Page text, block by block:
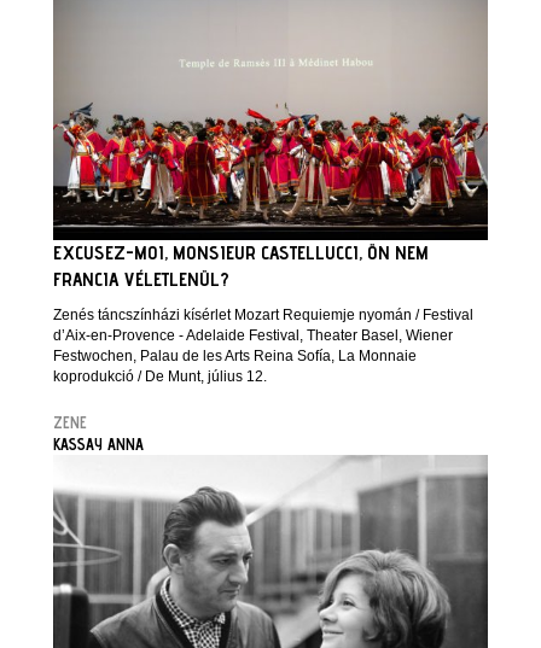
EXCUSEZ-MOI, MONSIEUR CASTELLUCCI, ÖN NEM
FRANCIA VÉLETLENÜL?
Zenés táncszínházi kísérlet Mozart Requiemje nyomán / Festival
d’Aix-en-Provence - Adelaide Festival, Theater Basel, Wiener
Festwochen, Palau de les Arts Reina Sofía, La Monnaie
koprodukció / De Munt, július 12.
ZENE
KASSAY ANNA